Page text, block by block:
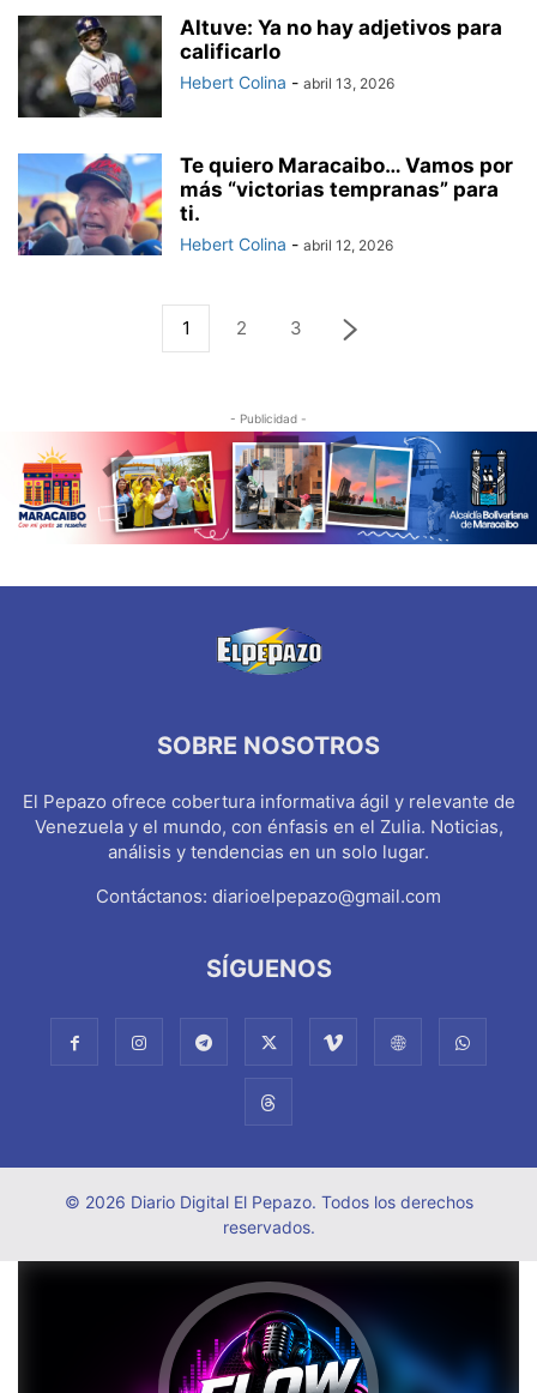
Altuve: Ya no hay adjetivos para
calificarlo
Hebert Colina - abril 13, 2026
Te quiero Maracaibo… Vamos por
más “victorias tempranas” para
ti.
Hebert Colina - abril 12, 2026
1 2 3
- Publicidad -
SOBRE NOSOTROS
El Pepazo ofrece cobertura informativa ágil y relevante de
Venezuela y el mundo, con énfasis en el Zulia. Noticias,
análisis y tendencias en un solo lugar.
Contáctanos: diarioelpepazo@gmail.com
SÍGUENOS
© 2026 Diario Digital El Pepazo. Todos los derechos
reservados.